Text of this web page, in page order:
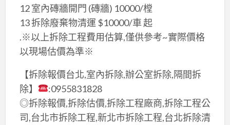
12 室內磚牆開門 (磚牆) 10000/樘
13 拆除廢棄物清運 $10000/車 起
.※以上拆除工程費用估算,僅供參考~實際價格
以現場估價為準※
【拆除報價台北,室內拆除,辦公室拆除,隔間拆
除】
:0955831828
◎拆除報價,拆除估價,拆除工程廠商,拆除工程公
司,台北市拆除工程,新北市拆除工程,台北拆除清